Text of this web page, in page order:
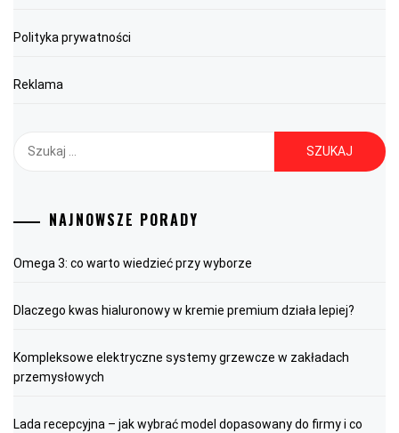
Polityka prywatności
Reklama
NAJNOWSZE PORADY
Omega 3: co warto wiedzieć przy wyborze
Dlaczego kwas hialuronowy w kremie premium działa lepiej?
Kompleksowe elektryczne systemy grzewcze w zakładach
przemysłowych
Lada recepcyjna – jak wybrać model dopasowany do firmy i co